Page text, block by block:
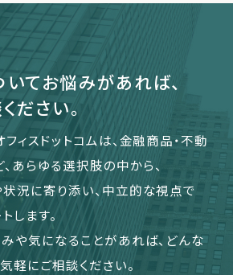
ィスとは
登録
てお悩みがあれば、
ださい。
ィスドットコムは、金融商品・不動
あらゆる選択肢の中から、
況に寄り添い、中立的な視点で
します。
や気になることがあれば、どんな
軽にご相談ください。